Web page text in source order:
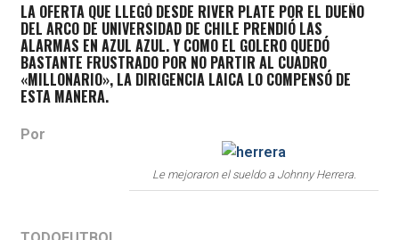
LA OFERTA QUE LLEGÓ DESDE RIVER PLATE POR EL DUEÑO
DEL ARCO DE UNIVERSIDAD DE CHILE PRENDIÓ LAS
ALARMAS EN AZUL AZUL. Y COMO EL GOLERO QUEDÓ
BASTANTE FRUSTRADO POR NO PARTIR AL CUADRO
«MILLONARIO», LA DIRIGENCIA LAICA LO COMPENSÓ DE
ESTA MANERA.
Le mejoraron el sueldo a Johnny Herrera.
Por